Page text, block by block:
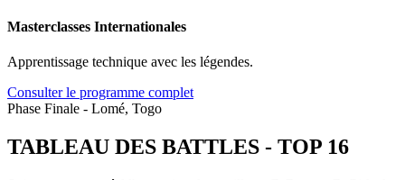
Masterclasses Internationales
Apprentissage technique avec les légendes.
Consulter le programme complet
Phase Finale - Lomé, Togo
TABLEAU DES BATTLES - TOP 16